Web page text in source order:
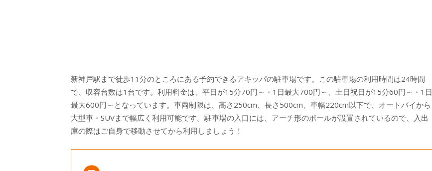
新神戸駅まで徒歩11分のところにある予約できるアキッパの駐車場です。この駐車場の利用時間は24時間
で、収容台数は1台です。利用料金は、平日が15分70円～・1日最大700円～、土日祝日が15分60円～・1日
最大600円～となっています。車両制限は、高さ250cm、長さ500cm、車幅220cm以下で、オートバイから
大型車・SUVまで幅広く利用可能です。駐車場の入口には、アーチ形のポールが設置されているので、入出
庫の際はご自身で移動させてから利用しましょう！